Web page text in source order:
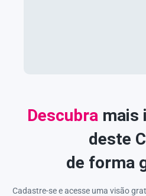
Descubra mais
deste
de forma
Cadastre-se e acesse uma visão